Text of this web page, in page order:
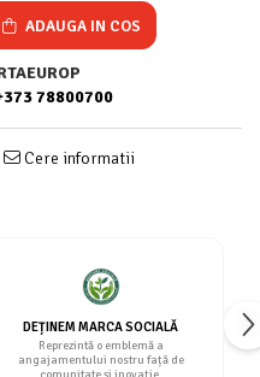
ADAUGA IN COS
78800700
Cere informatii
DEȚINEM MARCA SOCIALĂ
Reprezintă o emblemă a
angajamentului nostru față de